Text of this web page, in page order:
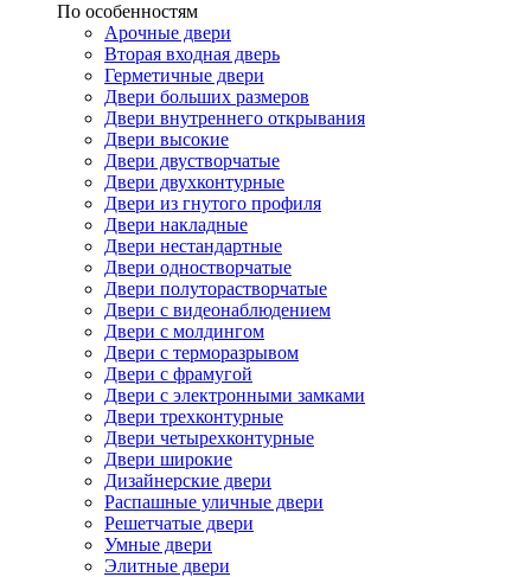
По особенностям
Арочные двери
Вторая входная дверь
Герметичные двери
Двери больших размеров
Двери внутреннего открывания
Двери высокие
Двери двустворчатые
Двери двухконтурные
Двери из гнутого профиля
Двери накладные
Двери нестандартные
Двери одностворчатые
Двери полуторастворчатые
Двери с видеонаблюдением
Двери с молдингом
Двери с терморазрывом
Двери с фрамугой
Двери с электронными замками
Двери трехконтурные
Двери четырехконтурные
Двери широкие
Дизайнерские двери
Распашные уличные двери
Решетчатые двери
Умные двери
Элитные двери